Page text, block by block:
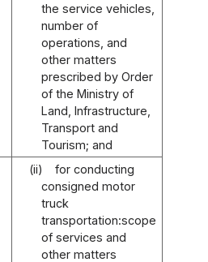
the service vehicles,
number of
operations, and
other matters
prescribed by Order
of the Ministry of
Land, Infrastructure,
Transport and
Tourism; and
(ii)
for conducting
consigned motor
truck
transportation:scope
of services and
other matters